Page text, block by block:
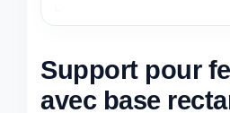
Support pour
avec base